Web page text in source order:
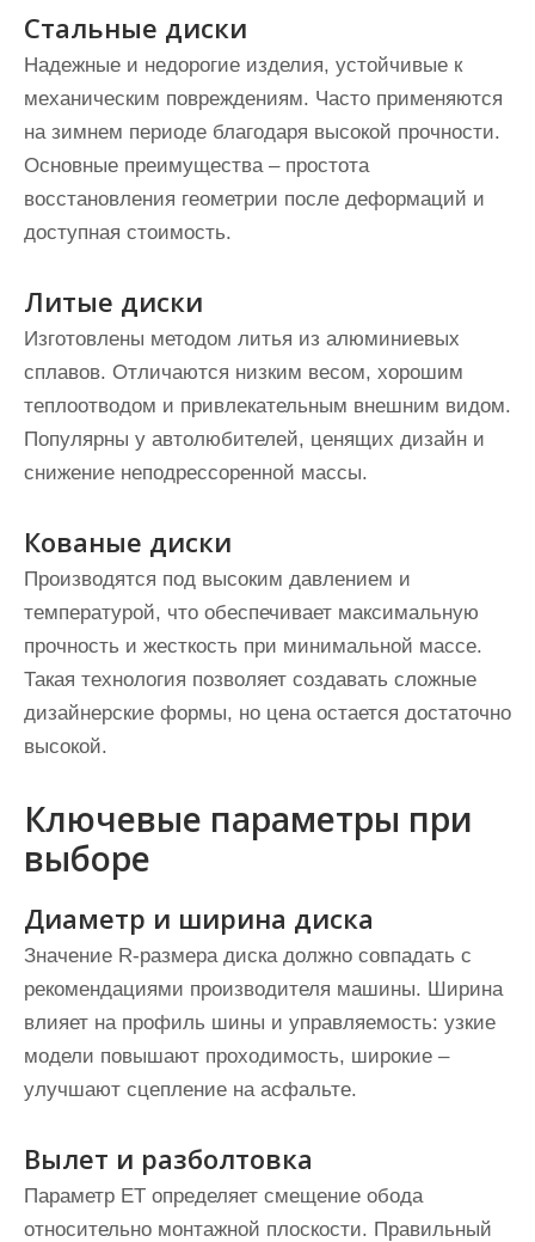
Стальные диски
Надежные и недорогие изделия, устойчивые к
механическим повреждениям. Часто применяются
на зимнем периоде благодаря высокой прочности.
Основные преимущества – простота
восстановления геометрии после деформаций и
доступная стоимость.
Литые диски
Изготовлены методом литья из алюминиевых
сплавов. Отличаются низким весом, хорошим
теплоотводом и привлекательным внешним видом.
Популярны у автолюбителей, ценящих дизайн и
снижение неподрессоренной массы.
Кованые диски
Производятся под высоким давлением и
температурой, что обеспечивает максимальную
прочность и жесткость при минимальной массе.
Такая технология позволяет создавать сложные
дизайнерские формы, но цена остается достаточно
высокой.
Ключевые параметры при
выборе
Диаметр и ширина диска
Значение R-размера диска должно совпадать с
рекомендациями производителя машины. Ширина
влияет на профиль шины и управляемость: узкие
модели повышают проходимость, широкие –
улучшают сцепление на асфальте.
Вылет и разболтовка
Параметр ET определяет смещение обода
относительно монтажной плоскости. Правильный